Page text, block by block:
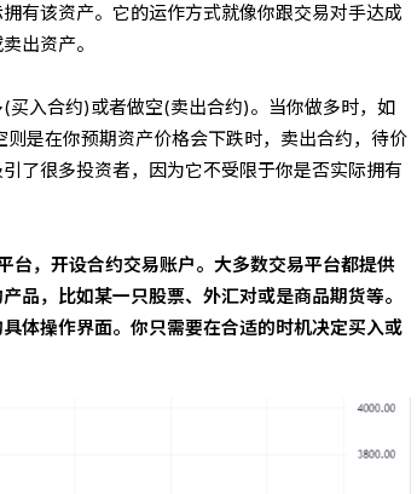
有该资产。它的运作方式就像你跟交易对手达成
出资产。
入合约)或者做空(卖出合约)。当你做多时，如
是在你预期资产价格会下跌时，卖出合约，待价
了很多投资者，因为它不受限于你是否实际拥有
台，开设合约交易账户。大多数交易平台都提供
品，比如某一只股票、外汇对或是商品期货等。
体操作界面。你只需要在合适的时机决定买入或